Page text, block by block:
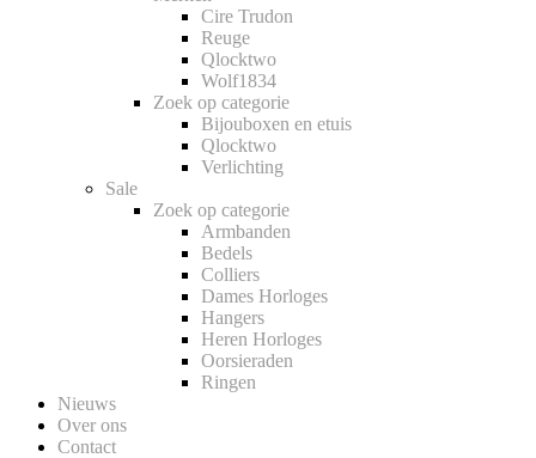
Cire Trudon
Reuge
Qlocktwo
Wolf1834
Zoek op categorie
Bijouboxen en etuis
Qlocktwo
Verlichting
Sale
Zoek op categorie
Armbanden
Bedels
Colliers
Dames Horloges
Hangers
Heren Horloges
Oorsieraden
Ringen
Nieuws
Over ons
Contact